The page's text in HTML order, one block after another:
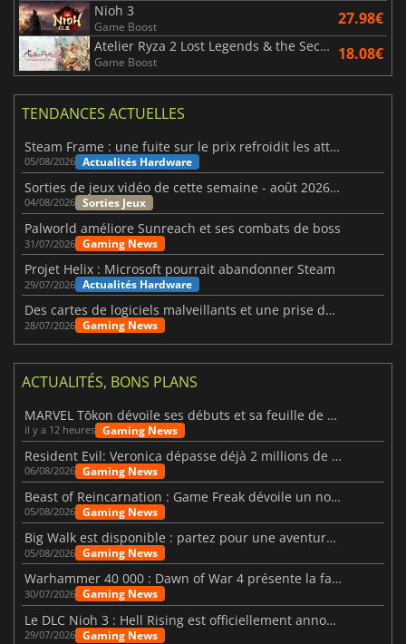
Nioh 3
Game Boost 27.98€
Atelier Ryza 2 Lost Legends & the Secret Fairy DX
Game Boost 18.08€
TENDANCES ACTUELLES
Steam Frame : une fuite sur le prix refroidit les attentes VR
05/08/2026 Actualités Hardware
Sorties de jeux vidéo de cette semaine - août 2026 (semaine 32)
04/08/2026 Sorties Jeux
Palworld améliore Sunreach et ses combats de boss
31/07/2026 Gaming News
Projet Helix : Microsoft pourrait abandonner Steam
29/07/2026 Actualités Hardware
Des cartes de logiciels malveillants et une prise de contrôle de Discord ont touché Meccha Chameleon
28/07/2026 Gaming News
ACTUALITÉS, BONS PLANS
MARVEL Tōkon dévoile ses débuts et sa feuille de route
il y a 12 heures Gaming News
Resident Evil: Veronica dépasse déjà 2 millions de wishlists
06/08/2026 Gaming News
Beast of Reincarnation : Game Freak dévoile un nouveau pari
05/08/2026 Gaming News
Big Walk est disponible : partez pour une aventure entre amis
05/08/2026 Gaming News
Warhammer 40 000 : Dawn of War 4 présente la faction des Nécrons
30/07/2026 Gaming News
Le DLC Nioh 3 : Hell Rising est officiellement annoncé
29/07/2026 Gaming News